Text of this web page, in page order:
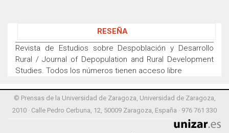
RESEÑA
Revista de Estudios sobre Despoblación y Desarrollo
Rural / Journal of Depopulation and Rural Development
Studies. Todos los números tienen acceso libre
© Prensas de la Universidad de Zaragoza, Universidad de Zaragoza,
2010 · Calle Pedro Cerbuna, 12, 50009 Zaragoza, España · 976 761 330